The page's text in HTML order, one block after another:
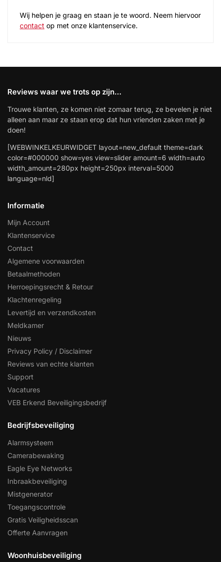
Wij helpen je graag en staan je te woord. Neem hiervoor
contact op met onze klantenservice.
Reviews waar we trots op zijn…
Trouwe klanten, ze komen niet zomaar terug, ze bevelen je niet
alleen aan maar ze staan erop dat hun vrienden zaken met je
doen!
[WEBWINKELKEURWIDGET layout=new_default theme=dark
color=#000000 show=yes view=slider amount=6 width=auto
width_amount=280px height=250px interval=5000
language=nld]
Informatie
Mijn Account
Klantenservice
Contact
Algemene voorwaarden
Betaalmethoden
Herroepingsrecht & Retour
Klachtenregeling
Levertijd en verzendkosten
Meldkamer
Nieuws
Privacy Policy / Disclaimer
Reviews van echte klanten
Support
Vacatures
VEB Erkend Beveiligingsbedrijf
Bedrijfsbeveiliging
Alarmsysteem
Camerabewaking
Eagle Eye Networks
Inbraakbeveiliging
Mistgenerator
Toegangscontrole
Gratis Veiligheidsscan
Offerte Aanvragen
Woonhuisbeveiliging